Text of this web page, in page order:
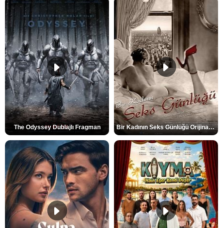
The Odyssey Dublajlı Fragman Bir Kadının Seks Günlüğü Orijinal Fragman